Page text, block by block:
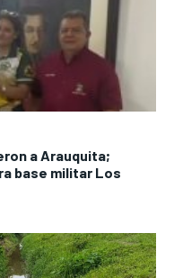
a Arauquita;
base militar Los